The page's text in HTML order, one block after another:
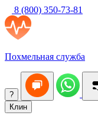
8 (800) 350-73-81
Похмельная служба
?
Клин